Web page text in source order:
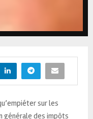
sur les
générale des impôts